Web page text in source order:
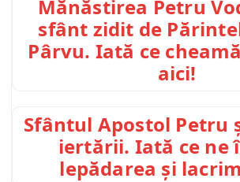
Mănăstirea Petru
sfânt zidit de
Pârvu. Iată ce
aici!
Sfântul Apostol Petru
iertării. Iată ce ne
lepădarea și